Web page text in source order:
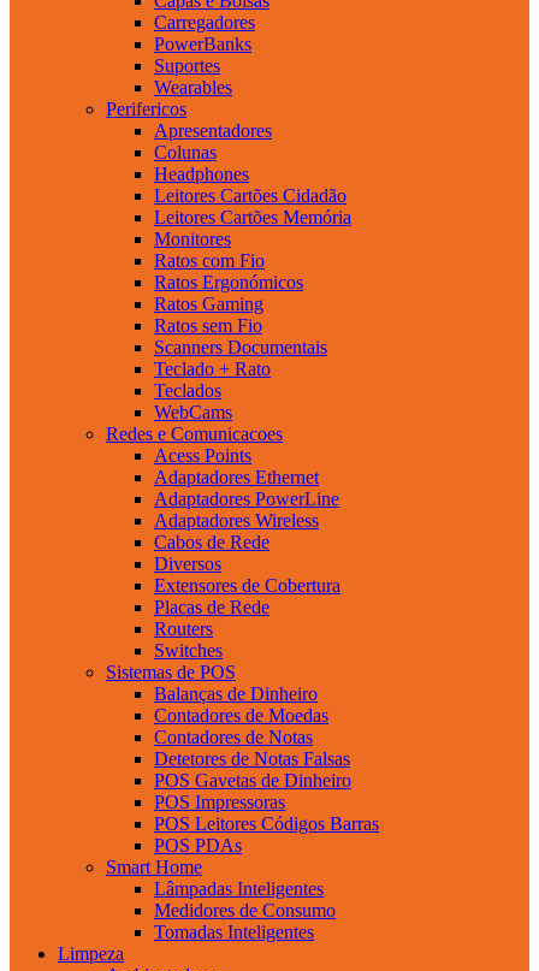
Carregadores
PowerBanks
Suportes
Wearables
Perifericos
Apresentadores
Colunas
Headphones
Leitores Cartões Cidadão
Leitores Cartões Memória
Monitores
Ratos com Fio
Ratos Ergonómicos
Ratos Gaming
Ratos sem Fio
Scanners Documentais
Teclado + Rato
Teclados
WebCams
Redes e Comunicacoes
Acess Points
Adaptadores Ethernet
Adaptadores PowerLine
Adaptadores Wireless
Cabos de Rede
Diversos
Extensores de Cobertura
Placas de Rede
Routers
Switches
Sistemas de POS
Balanças de Dinheiro
Contadores de Moedas
Contadores de Notas
Detetores de Notas Falsas
POS Gavetas de Dinheiro
POS Impressoras
POS Leitores Códigos Barras
POS PDAs
Smart Home
Lâmpadas Inteligentes
Medidores de Consumo
Tomadas Inteligentes
Limpeza